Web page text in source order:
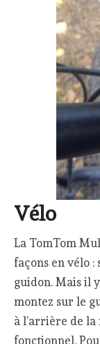
Vélo
La TomTom
façons en vélo :
guidon. Mais il
montez sur le
à l’arrière de
fonctionnel.